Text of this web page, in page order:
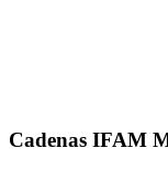
Cadenas IFAM